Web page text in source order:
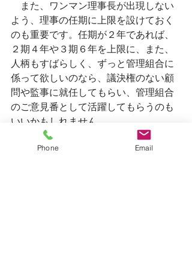
また、ワンマン理事長が出現しない
よう、理事の任期に上限を設けておく
のも重要です。任期が２年であれば、
２期４年や３期６年を上限に、また、
人柄もすばらしく、ずっと管理組合に
係って欲しいのなら、議決権のない顧
問や監事に就任してもらい、管理組合
のご意見番として活躍してもらうのも
いいかもしれません。
Phone Email